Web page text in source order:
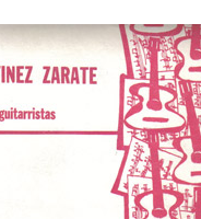
Yaraví
With Bated Breath
del Plata
Alexander Nevsky - Cantata
Benzecry - Sinfonía No. 2 - M-I
- Concierto para violín
Polimeni - Sospechoso
Benzecry - Concierto para violín